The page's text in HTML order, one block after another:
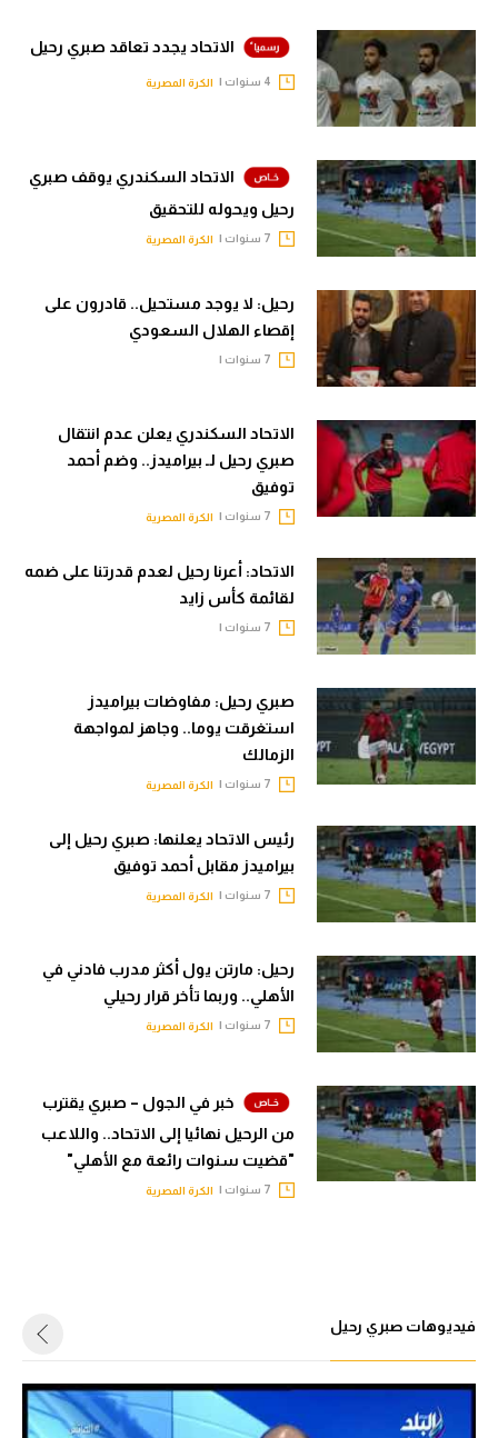
رياضة نسائية
آسيا
ركن الألعاب
Gamers
تحقيق في الجول
تقرير في الجول
تحليل في الجول
حكايات في الجول
كويز في الجول
فيديو في الجول
الاتحاد يجدد تعاقد صبري رحيل
الكرة المصرية
الاتحاد السكندري يوقف صبري
رحيل ويحوله للتحقيق
الكرة المصرية
رحيل: لا يوجد مستحيل.. قادرون على
إقصاء الهلال السعودي
الاتحاد السكندري يعلن عدم انتقال
صبري رحيل لـ بيراميدز.. وضم أحمد
توفيق
الكرة المصرية
الاتحاد: أعرنا رحيل لعدم قدرتنا على ضمه
لقائمة كأس زايد
صبري رحيل: مفاوضات بيراميدز
استغرقت يوما.. وجاهز لمواجهة
الزمالك
الكرة المصرية
رئيس الاتحاد يعلنها: صبري رحيل إلى
بيراميدز مقابل أحمد توفيق
الكرة المصرية
رحيل: مارتن يول أكثر مدرب فادني في
الأهلي.. وربما تأخر قرار رحيلي
الكرة المصرية
خبر في الجول – صبري يقترب
من الرحيل نهائيا إلى الاتحاد.. واللاعب
"قضيت سنوات رائعة مع الأهلي"
الكرة المصرية
فيديوهات صبري رحيل